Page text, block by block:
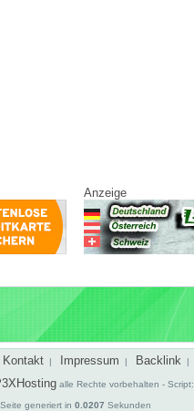
Anzeige
Kontakt | Impressum | Backlink |
alle Rechte vorbehalten - Script:
Seite generiert in 0.0207 Sekunden